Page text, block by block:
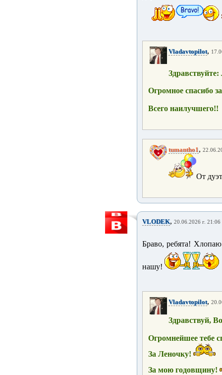
Vladavtopilot,
Огромное спасибо
Всего наилучшего!!
tumantho1,
От
VLODEK, 20.06.2026 г. 21:06
Браво, ребята!
нашу!
Vladavtopilot,
Здравствуй,
Огромнейшее тебе
За Леночку!
За мою годовщину!